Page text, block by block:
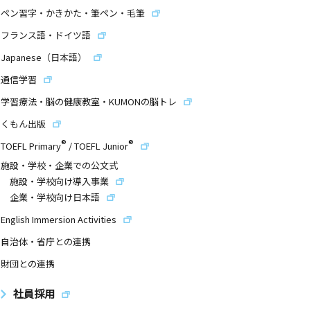
ペン習字・かきかた・筆ペン・毛筆
フランス語・ドイツ語
Japanese（日本語）
通信学習
学習療法・脳の健康教室・KUMONの脳トレ
くもん出版
TOEFL Primary® /TOEFL Junior®
施設・学校・企業での公文式
施設・学校向け導入事業
企業・学校向け日本語
English Immersion Activities
自治体・省庁との連携
財団との連携
社員採用